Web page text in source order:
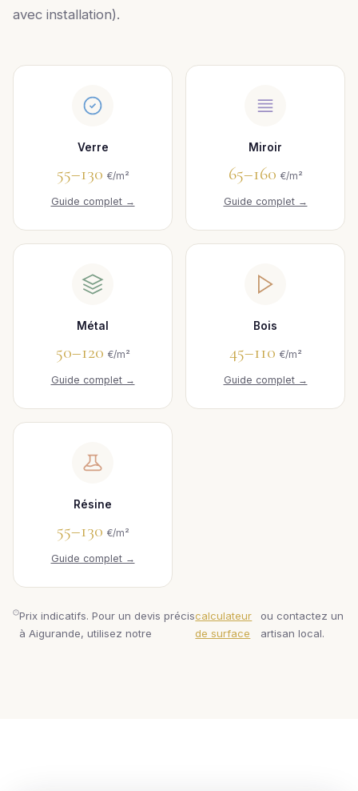
avec installation).
Verre
55–130 €/m²
Guide complet →
Miroir
65–160 €/m²
Guide complet →
Métal
50–120 €/m²
Guide complet →
Bois
45–110 €/m²
Guide complet →
Résine
55–130 €/m²
Guide complet →
Prix indicatifs. Pour un devis précis
à Aigurande, utilisez notre
calculateur
de surface
ou contactez un
artisan local.